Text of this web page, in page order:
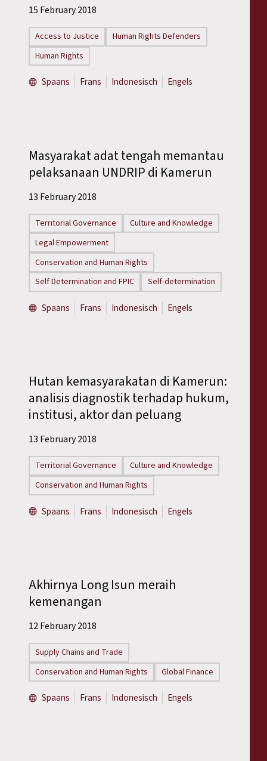
15 February 2018
Access to Justice
Human Rights Defenders
Human Rights
Spaans Frans Indonesisch Engels
Masyarakat adat tengah memantau
pelaksanaan UNDRIP di Kamerun
13 February 2018
Territorial Governance
Culture and Knowledge
Legal Empowerment
Conservation and Human Rights
Self Determination and FPIC
Self-determination
Spaans Frans Indonesisch Engels
Hutan kemasyarakatan di Kamerun:
analisis diagnostik terhadap hukum,
institusi, aktor dan peluang
13 February 2018
Territorial Governance
Culture and Knowledge
Conservation and Human Rights
Spaans Frans Indonesisch Engels
Akhirnya Long Isun meraih
kemenangan
12 February 2018
Supply Chains and Trade
Conservation and Human Rights
Global Finance
Spaans Frans Indonesisch Engels